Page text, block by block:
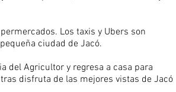
Los taxis y Ubers son
ciudad de Jacó.
del Agricultor y regresa a casa para
disfruta de las mejores vistas de Jacó